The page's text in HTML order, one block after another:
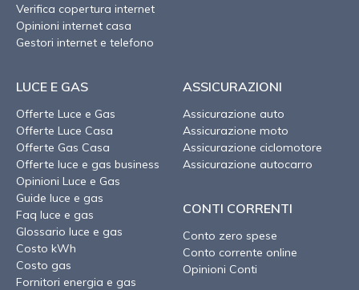
Verifica copertura internet
Opinioni internet casa
Gestori internet e telefono
LUCE E GAS
Offerte Luce e Gas
Offerte Luce Casa
Offerte Gas Casa
Offerte luce e gas business
Opinioni Luce e Gas
Guide luce e gas
Faq luce e gas
Glossario luce e gas
Costo kWh
Costo gas
Fornitori energia e gas
ASSICURAZIONI
Assicurazione auto
Assicurazione moto
Assicurazione ciclomotore
Assicurazione autocarro
CONTI CORRENTI
Conto zero spese
Conto corrente online
Opinioni Conti